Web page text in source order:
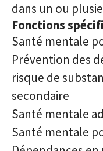
dans un ou
Fonctions
Santé mentale
Prévention des
risque de
secondaire
Santé mentale
Santé mentale